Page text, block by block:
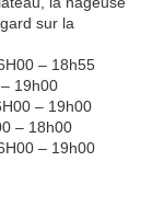
sur la
– 18h55
19h00
– 19h00
– 18h00
– 19h00